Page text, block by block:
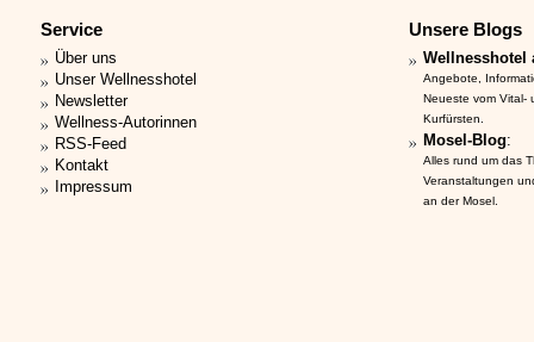
Service
Über uns
Unser Wellnesshotel
Newsletter
Wellness-Autorinnen
RSS-Feed
Kontakt
Impressum
Unsere Blogs
Wellnesshotel
Angebote,
Neueste vom Vital-
Kurfürsten.
Mosel-Blog:
Alles rund um das
Veranstaltungen
an der Mosel.